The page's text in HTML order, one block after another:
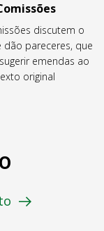
discutem o
dão pareceres, que
emendas ao
original